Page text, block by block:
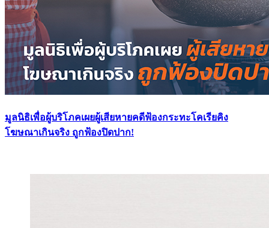
มูลนิธิเพื่อผู้บริโภคเผยผู้เสียหายคดีฟ้องกระทะโคเรียคิง
โฆษณาเกินจริง ถูกฟ้องปิดปาก!